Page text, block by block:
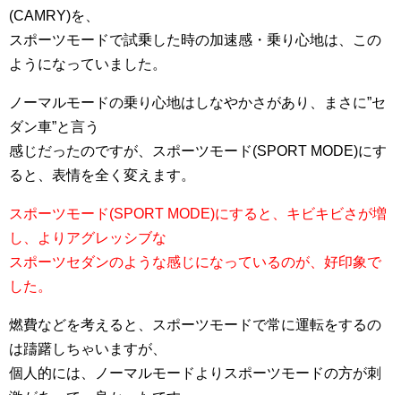
(CAMRY)を、
スポーツモードで試乗した時の加速感・乗り心地は、この
ようになっていました。
ノーマルモードの乗り心地はしなやかさがあり、まさに”セ
ダン車”と言う
感じだったのですが、スポーツモード(SPORT MODE)にす
ると、表情を全く変えます。
スポーツモード(SPORT MODE)にすると、キビキビさが増
し、よりアグレッシブな
スポーツセダンのような感じになっているのが、好印象で
した。
燃費などを考えると、スポーツモードで常に運転をするの
は躊躇しちゃいますが、
個人的には、ノーマルモードよりスポーツモードの方が刺